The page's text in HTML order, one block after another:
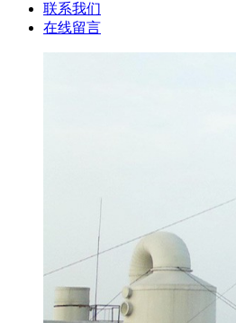
联系我们
在线留言